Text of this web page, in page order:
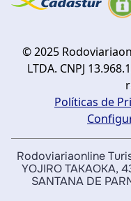
© 2025
LTDA. CNPJ
Políticas de
Rodoviariaonline
YOJIRO TAKAOKA,
SANTANA DE